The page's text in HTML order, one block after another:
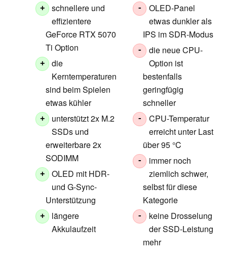
+
schnellere und
effizientere
GeForce RTX 5070
Ti Option
+
die
Kerntemperaturen
sind beim Spielen
etwas kühler
+
unterstützt 2x M.2
SSDs und
erweiterbare 2x
SODIMM
+
OLED mit HDR-
und G-Sync-
Unterstützung
+
längere
Akkulaufzeit
-
OLED-Panel
etwas dunkler als
IPS im SDR-Modus
-
die neue CPU-
Option ist
bestenfalls
geringfügig
schneller
-
CPU-Temperatur
erreicht unter Last
über 95 °C
-
immer noch
ziemlich schwer,
selbst für diese
Kategorie
-
keine Drosselung
der SSD-Leistung
mehr